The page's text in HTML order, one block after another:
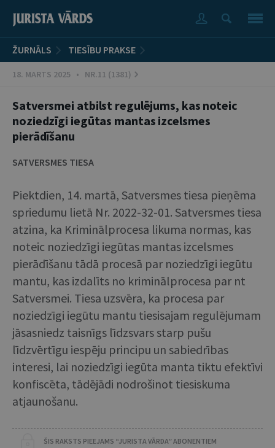
ŽURNĀLS TIESĪBU PRAKSE
18. MARTS 2025 • NR.11 (1381)
Satversmei atbilst regulējums, kas noteic
noziedzīgi iegūtas mantas izcelsmes
pierādīšanu
SATVERSMES TIESA
Piektdien, 14. martā, Satversmes tiesa pieņēma
spriedumu lietā Nr. 2022-32-01. Satversmes tiesa
atzina, ka Kriminālprocesa likuma normas, kas
noteic noziedzīgi iegūtas mantas izcelsmes
pierādīšanu tādā procesā par noziedzīgi iegūtu
mantu, kas izdalīts no kriminālprocesa par nt
Satversmei. Tiesa uzsvēra, ka procesa par
noziedzīgi iegūtu mantu tiesisajam regulējumam
jāsasniedz taisnīgs līdzsvars starp pušu
līdzvērtīgu iespēju principu un sabiedrības
interesi, lai noziedzīgi iegūta manta tiktu efektīvi
konfiscēta, tādējādi nodrošinot tiesiskuma
atjaunošanu.
ŠIS RAKSTS PIEEJAMS “JURISTA VĀRDA” ABONENTIEM